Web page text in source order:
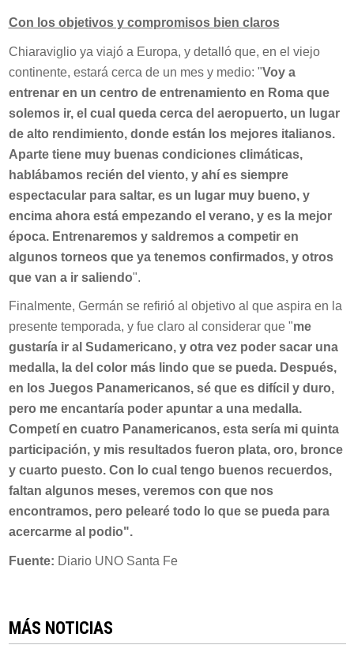
Con los objetivos y compromisos bien claros
Chiaraviglio ya viajó a Europa, y detalló que, en el viejo
continente, estará cerca de un mes y medio: "Voy a
entrenar en un centro de entrenamiento en Roma que
solemos ir, el cual queda cerca del aeropuerto, un lugar
de alto rendimiento, donde están los mejores italianos.
Aparte tiene muy buenas condiciones climáticas,
hablábamos recién del viento, y ahí es siempre
espectacular para saltar, es un lugar muy bueno, y
encima ahora está empezando el verano, y es la mejor
época. Entrenaremos y saldremos a competir en
algunos torneos que ya tenemos confirmados, y otros
que van a ir saliendo".
Finalmente, Germán se refirió al objetivo al que aspira en la
presente temporada, y fue claro al considerar que "me
gustaría ir al Sudamericano, y otra vez poder sacar una
medalla, la del color más lindo que se pueda. Después,
en los Juegos Panamericanos, sé que es difícil y duro,
pero me encantaría poder apuntar a una medalla.
Competí en cuatro Panamericanos, esta sería mi quinta
participación, y mis resultados fueron plata, oro, bronce
y cuarto puesto. Con lo cual tengo buenos recuerdos,
faltan algunos meses, veremos con que nos
encontramos, pero pelearé todo lo que se pueda para
acercarme al podio".
Fuente: Diario UNO Santa Fe
MÁS NOTICIAS